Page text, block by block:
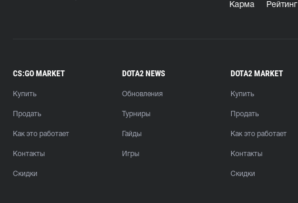
Карма Рейтинг
CS:GO MARKET
Купить
Продать
Как это работает
Контакты
Скидки
DOTA2 NEWS
Обновления
Турниры
Гайды
Игры
DOTA2 MARKET
Купить
Продать
Как это работает
Контакты
Скидки